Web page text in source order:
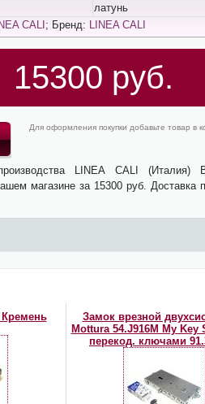
латунь
CALI ; Бренд: LINEA CALI
15300 руб.
Для оформления покупки добавьте товар в
LINEA CALI (Италия)
магазине за 15300 руб. Доставка
Замок врезной
Mottura 54.J916M My Key
перекод. ключами